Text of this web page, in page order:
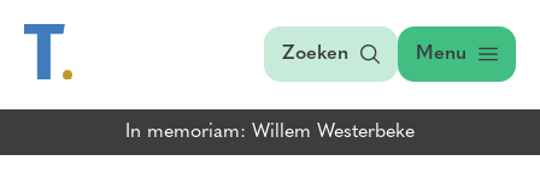
Zoeken Menu
In memoriam: Willem Westerbeke